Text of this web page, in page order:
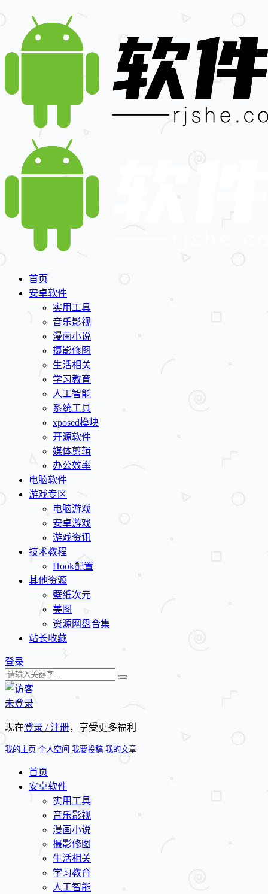
首页
安卓软件
实用工具
音乐影视
漫画小说
摄影修图
生活相关
学习教育
人工智能
系统工具
xposed模块
开源软件
媒体剪辑
办公效率
电脑软件
游戏专区
电脑游戏
安卓游戏
游戏资讯
技术教程
Hook配置
其他资源
壁纸次元
美图
资源网盘合集
站长收藏
登录
未登录
现在登录 / 注册，享受更多福利
我的主页 个人空间 我要投稿 我的文章
首页
安卓软件
实用工具
音乐影视
漫画小说
摄影修图
生活相关
学习教育
人工智能